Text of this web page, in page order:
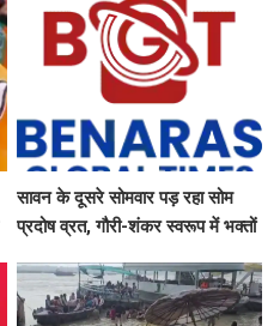
सावन के दूसरे सोमवार पड़ रहा सोम
प्रदोष व्रत, गौरी-शंकर स्वरूप में भक्तों
आस्था का सैलाब